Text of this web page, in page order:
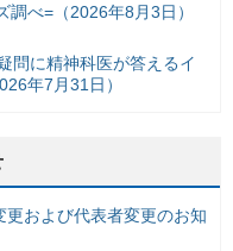
調べ=（2026年8月3日）
問に精神科医が答えるイ
年7月31日）
および代表者変更のお知